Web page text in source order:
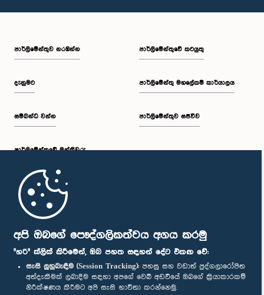
අපි ඔබගේ පෞද්ගලිකත්වය අගය කරමු
"හරි" ක්ලික් කිරීමෙන්, ඔබ පහත සඳහන් දේට එකඟ වේ:
සැසි ලුහුබැඳීම (Session Tracking): පහසු සහ වඩාත් පුද්ගලාරෝපිත
අත්දැකීමක් ලබාදීම සඳහා අපගේ වෙබ් අඩවියේ ඔබගේ ක්‍රියාකාරකම්
නිරීක්ෂණය කිරීමට අපි සැසි භාවිතා කරන්නෙමු.
පාර්ලි‌මේන්තුව නරඹන්න
දැනුමට
සම්බන්ධ වන්න
පාර්ලි‌මේන්තුවේ මන්ත්‍රීවරු
මුල් පිටුව
පාර්ලිමේන්තුවේ කටයුතු
පාර්ලිමේන්තු මහලේකම් කාර්යාලය
පාර්ලිමේන්තුව සජීවීව
පාර්ලිමේන්තු ජංගම යෙදුම